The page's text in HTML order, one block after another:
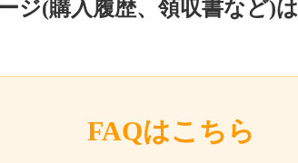
ジ(購入履歴、領収書など)は
FAQはこちら